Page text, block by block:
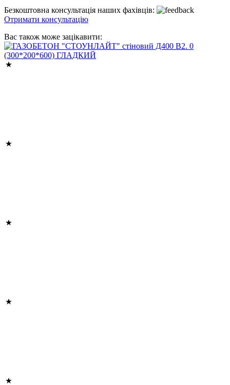
Безкоштовна консультація наших фахівців:
Отримати консультацію
Вас також може зацікавити: